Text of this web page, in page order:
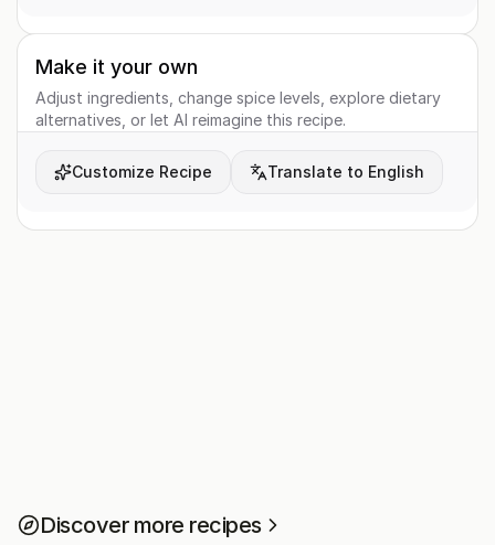
Make it your own
Adjust ingredients, change spice levels, explore dietary
alternatives, or let AI reimagine this recipe.
Customize Recipe Translate to English
Discover more recipes